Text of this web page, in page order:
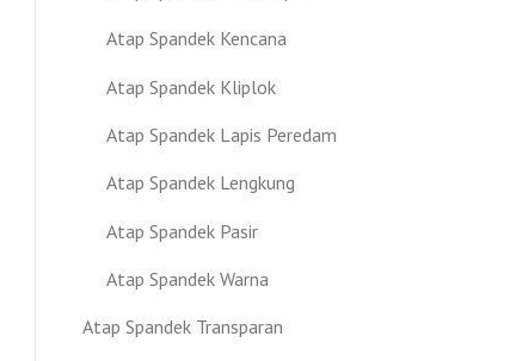
Atap Spandek Kencana
Atap Spandek Kliplok
Atap Spandek Lapis Peredam
Atap Spandek Lengkung
Atap Spandek Pasir
Atap Spandek Warna
Atap Spandek Transparan